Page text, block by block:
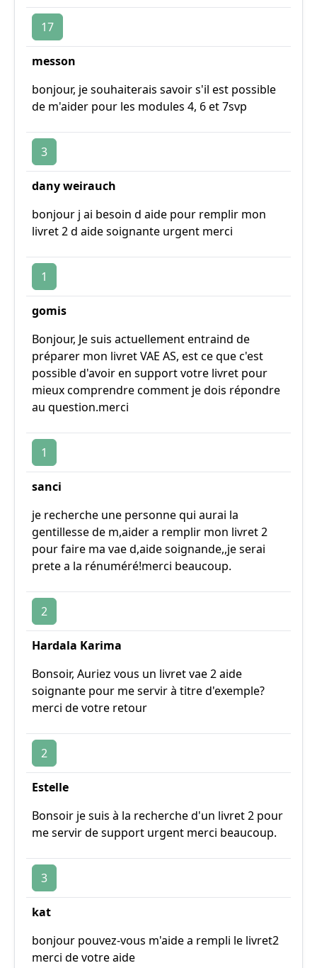
17
messon
bonjour, je souhaiterais savoir s'il est possible
de m'aider pour les modules 4, 6 et 7svp
3
dany weirauch
bonjour j ai besoin d aide pour remplir mon
livret 2 d aide soignante urgent merci
1
gomis
Bonjour, Je suis actuellement entraind de
préparer mon livret VAE AS, est ce que c'est
possible d'avoir en support votre livret pour
mieux comprendre comment je dois répondre
au question.merci
1
sanci
je recherche une personne qui aurai la
gentillesse de m,aider a remplir mon livret 2
pour faire ma vae d,aide soignande,,je serai
prete a la rénuméré!merci beaucoup.
2
Hardala Karima
Bonsoir, Auriez vous un livret vae 2 aide
soignante pour me servir à titre d'exemple?
merci de votre retour
2
Estelle
Bonsoir je suis à la recherche d'un livret 2 pour
me servir de support urgent merci beaucoup.
3
kat
bonjour pouvez-vous m'aide a rempli le livret2
merci de votre aide